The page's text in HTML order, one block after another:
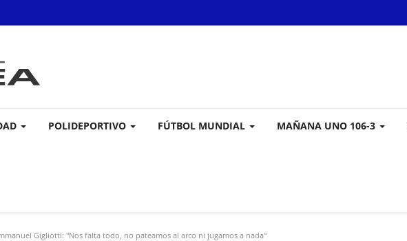
POLIDEPORTIVO FÚTBOL MUNDIAL MAÑANA UNO 106-3
Gigliotti: "Nos falta todo, no pateamos al arco ni jugamos a nada"